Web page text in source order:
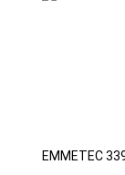
EMMETEC